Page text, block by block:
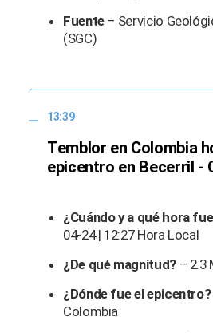
Fuente– Servicio
(SGC)
13:39
Temblor en Colombia
epicentro en Becerril -
¿Cuándo y a qué hora
04-24 | 12:27 Hora Local
¿De qué magnitud?– 2.3
¿Dónde fue el epicentro?
Colombia